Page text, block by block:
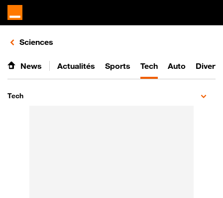
Retours vers le listing d'articles de la catégorie
Sciences
News Actualités Sports Tech Auto
Tech